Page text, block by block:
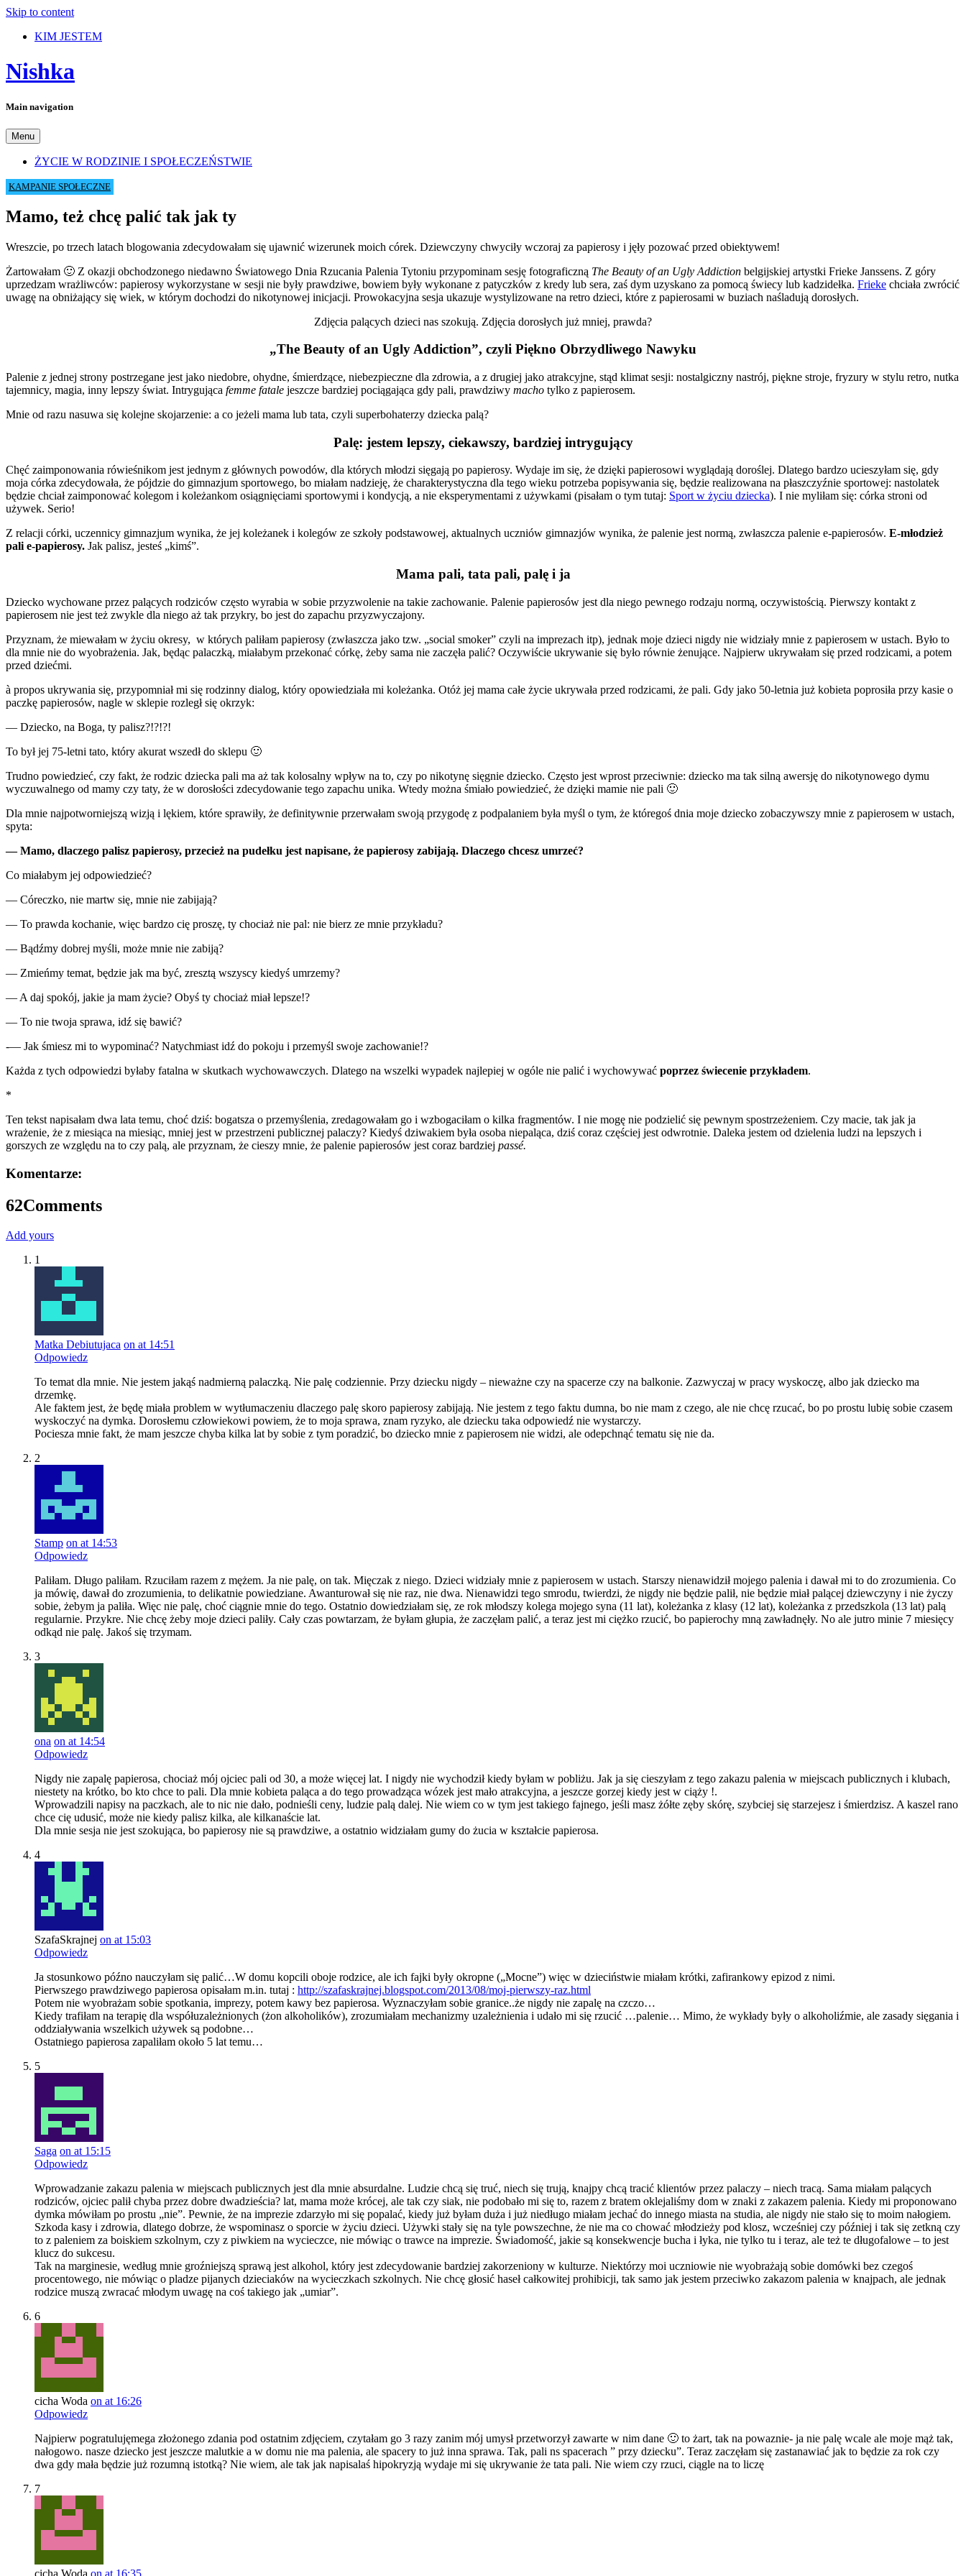
Skip to content
KIM JESTEM
Nishka
Main navigation
Menu
ŻYCIE W RODZINIE I SPOŁECZEŃSTWIE
KAMPANIE SPOŁECZNE
Mamo, też chcę palić tak jak ty
Wreszcie, po trzech latach blogowania zdecydowałam się ujawnić wizerunek moich córek. Dziewczyny chwyciły wczoraj za papierosy i jęły pozować przed obiektywem!
Żartowałam 🙂 Z okazji obchodzonego niedawno Światowego Dnia Rzucania Palenia Tytoniu przypominam sesję fotograficzną The Beauty of an Ugly Addiction belgijskiej artystki Frieke Janssens. Z góry
uprzedzam wrażliwców: papierosy wykorzystane w sesji nie były prawdziwe, bowiem były wykonane z patyczków z kredy lub sera, zaś dym uzyskano za pomocą świecy lub kadzidełka. Frieke chciała zwrócić
uwagę na obniżający się wiek, w którym dochodzi do nikotynowej inicjacji. Prowokacyjna sesja ukazuje wystylizowane na retro dzieci, które z papierosami w buziach naśladują dorosłych.
Zdjęcia palących dzieci nas szokują. Zdjęcia dorosłych już mniej, prawda?
„The Beauty of an Ugly Addiction”, czyli Piękno Obrzydliwego Nawyku
Palenie z jednej strony postrzegane jest jako niedobre, ohydne, śmierdzące, niebezpieczne dla zdrowia, a z drugiej jako atrakcyjne, stąd klimat sesji: nostalgiczny nastrój, piękne stroje, fryzury w stylu retro, nutka
tajemnicy, magia, inny lepszy świat. Intrygująca femme fatale jeszcze bardziej pociągająca gdy pali, prawdziwy macho tylko z papierosem.
Mnie od razu nasuwa się kolejne skojarzenie: a co jeżeli mama lub tata, czyli superbohaterzy dziecka palą?
Palę: jestem lepszy, ciekawszy, bardziej intrygujący
Chęć zaimponowania rówieśnikom jest jednym z głównych powodów, dla których młodzi sięgają po papierosy. Wydaje im się, że dzięki papierosowi wyglądają doroślej. Dlatego bardzo ucieszyłam się, gdy
moja córka zdecydowała, że pójdzie do gimnazjum sportowego, bo miałam nadzieję, że charakterystyczna dla tego wieku potrzeba popisywania się, będzie realizowana na płaszczyźnie sportowej: nastolatek
będzie chciał zaimponować kolegom i koleżankom osiągnięciami sportowymi i kondycją, a nie eksperymentami z używkami (pisałam o tym tutaj: Sport w życiu dziecka). I nie myliłam się: córka stroni od
używek. Serio!
Z relacji córki, uczennicy gimnazjum wynika, że jej koleżanek i kolegów ze szkoły podstawowej, aktualnych uczniów gimnazjów wynika, że palenie jest normą, zwłaszcza palenie e-papierosów. E-młodzież
pali e-papierosy. Jak palisz, jesteś „kimś”.
Mama pali, tata pali, palę i ja
Dziecko wychowane przez palących rodziców często wyrabia w sobie przyzwolenie na takie zachowanie. Palenie papierosów jest dla niego pewnego rodzaju normą, oczywistością. Pierwszy kontakt z
papierosem nie jest też zwykle dla niego aż tak przykry, bo jest do zapachu przyzwyczajony.
Przyznam, że miewałam w życiu okresy, w których paliłam papierosy (zwłaszcza jako tzw. „social smoker” czyli na imprezach itp), jednak moje dzieci nigdy nie widziały mnie z papierosem w ustach. Było to
dla mnie nie do wyobrażenia. Jak, będąc palaczką, miałabym przekonać córkę, żeby sama nie zaczęła palić? Oczywiście ukrywanie się było równie żenujące. Najpierw ukrywałam się przed rodzicami, a potem
przed dziećmi.
à propos ukrywania się, przypomniał mi się rodzinny dialog, który opowiedziała mi koleżanka. Otóż jej mama całe życie ukrywała przed rodzicami, że pali. Gdy jako 50-letnia już kobieta poprosiła przy kasie o
paczkę papierosów, nagle w sklepie rozległ się okrzyk:
— Dziecko, na Boga, ty palisz?!?!?!
To był jej 75-letni tato, który akurat wszedł do sklepu 🙂
Trudno powiedzieć, czy fakt, że rodzic dziecka pali ma aż tak kolosalny wpływ na to, czy po nikotynę sięgnie dziecko. Często jest wprost przeciwnie: dziecko ma tak silną awersję do nikotynowego dymu
wyczuwalnego od mamy czy taty, że w dorosłości zdecydowanie tego zapachu unika. Wtedy można śmiało powiedzieć, że dzięki mamie nie pali 🙂
Dla mnie najpotworniejszą wizją i lękiem, które sprawiły, że definitywnie przerwałam swoją przygodę z podpalaniem była myśl o tym, że któregoś dnia moje dziecko zobaczywszy mnie z papierosem w ustach,
spyta:
— Mamo, dlaczego palisz papierosy, przecież na pudełku jest napisane, że papierosy zabijają. Dlaczego chcesz umrzeć?
Co miałabym jej odpowiedzieć?
— Córeczko, nie martw się, mnie nie zabijają?
— To prawda kochanie, więc bardzo cię proszę, ty chociaż nie pal: nie bierz ze mnie przykładu?
— Bądźmy dobrej myśli, może mnie nie zabiją?
— Zmieńmy temat, będzie jak ma być, zresztą wszyscy kiedyś umrzemy?
— A daj spokój, jakie ja mam życie? Obyś ty chociaż miał lepsze!?
— To nie twoja sprawa, idź się bawić?
-— Jak śmiesz mi to wypominać? Natychmiast idź do pokoju i przemyśl swoje zachowanie!?
Każda z tych odpowiedzi byłaby fatalna w skutkach wychowawczych. Dlatego na wszelki wypadek najlepiej w ogóle nie palić i wychowywać poprzez świecenie przykładem.
*
Ten tekst napisałam dwa lata temu, choć dziś: bogatsza o przemyślenia, zredagowałam go i wzbogaciłam o kilka fragmentów. I nie mogę nie podzielić się pewnym spostrzeżeniem. Czy macie, tak jak ja
wrażenie, że z miesiąca na miesiąc, mniej jest w przestrzeni publicznej palaczy? Kiedyś dziwakiem była osoba niepaląca, dziś coraz częściej jest odwrotnie. Daleka jestem od dzielenia ludzi na lepszych i
gorszych ze względu na to czy palą, ale przyznam, że cieszy mnie, że palenie papierosów jest coraz bardziej passé.
Komentarze:
62Comments
Add yours
1
Matka Debiutujaca on at 14:51
Odpowiedz
To temat dla mnie. Nie jestem jakąś nadmierną palaczką. Nie palę codziennie. Przy dziecku nigdy – nieważne czy na spacerze czy na balkonie. Zazwyczaj w pracy wyskoczę, albo jak dziecko ma
drzemkę.
Ale faktem jest, że będę miała problem w wytłumaczeniu dlaczego palę skoro papierosy zabijają. Nie jestem z tego faktu dumna, bo nie mam z czego, ale nie chcę rzucać, bo po prostu lubię sobie czasem
wyskoczyć na dymka. Dorosłemu człowiekowi powiem, że to moja sprawa, znam ryzyko, ale dziecku taka odpowiedź nie wystarczy.
Pociesza mnie fakt, że mam jeszcze chyba kilka lat by sobie z tym poradzić, bo dziecko mnie z papierosem nie widzi, ale odepchnąć tematu się nie da.
2
Stamp on at 14:53
Odpowiedz
Paliłam. Długo paliłam. Rzuciłam razem z mężem. Ja nie palę, on tak. Mięczak z niego. Dzieci widziały mnie z papierosem w ustach. Starszy nienawidził mojego palenia i dawał mi to do zrozumienia. Co
ja mówię, dawał do zrozumienia, to delikatnie powiedziane. Awanturował się nie raz, nie dwa. Nienawidzi tego smrodu, twierdzi, że nigdy nie będzie palił, nie będzie miał palącej dziewczyny i nie życzy
sobie, żebym ja paliła. Więc nie palę, choć ciągnie mnie do tego. Ostatnio dowiedziałam się, ze rok młodszy kolega mojego syna (11 lat), koleżanka z klasy (12 lat), koleżanka z przedszkola (13 lat) palą
regularnie. Przykre. Nie chcę żeby moje dzieci paliły. Cały czas powtarzam, że byłam głupia, że zaczęłam palić, a teraz jest mi ciężko rzucić, bo papierochy mną zawładnęły. No ale jutro minie 7 miesięcy
odkąd nie palę. Jakoś się trzymam.
3
ona on at 14:54
Odpowiedz
Nigdy nie zapalę papierosa, chociaż mój ojciec pali od 30, a może więcej lat. I nigdy nie wychodził kiedy byłam w pobliżu. Jak ja się cieszyłam z tego zakazu palenia w miejscach publicznych i klubach,
niestety na krótko, bo kto chce to pali. Dla mnie kobieta paląca a do tego prowadząca wózek jest mało atrakcyjna, a jeszcze gorzej kiedy jest w ciąży !.
Wprowadzili napisy na paczkach, ale to nic nie dało, podnieśli ceny, ludzie palą dalej. Nie wiem co w tym jest takiego fajnego, jeśli masz żółte zęby skórę, szybciej się starzejesz i śmierdzisz. A kaszel rano
chce cię udusić, może nie kiedy palisz kilka, ale kilkanaście lat.
Dla mnie sesja nie jest szokująca, bo papierosy nie są prawdziwe, a ostatnio widziałam gumy do żucia w kształcie papierosa.
4
SzafaSkrajnej on at 15:03
Odpowiedz
Ja stosunkowo późno nauczyłam się palić…W domu kopcili oboje rodzice, ale ich fajki były okropne („Mocne”) więc w dzieciństwie miałam krótki, zafirankowy epizod z nimi.
Pierwszego prawdziwego papierosa opisałam m.in. tutaj : http://szafaskrajnej.blogspot.com/2013/08/moj-pierwszy-raz.html
Potem nie wyobrażam sobie spotkania, imprezy, potem kawy bez papierosa. Wyznaczyłam sobie granice..że nigdy nie zapalę na czczo…
Kiedy trafiłam na terapię dla współuzależnionych (żon alkoholików), zrozumiałam mechanizmy uzależnienia i udało mi się rzucić …palenie… Mimo, że wykłady były o alkoholiźmie, ale zasady sięgania i
oddziaływania wszelkich używek są podobne…
Ostatniego papierosa zapaliłam około 5 lat temu…
5
Saga on at 15:15
Odpowiedz
Wprowadzanie zakazu palenia w miejscach publicznych jest dla mnie absurdalne. Ludzie chcą się truć, niech się trują, knajpy chcą tracić klientów przez palaczy – niech tracą. Sama miałam palących
rodziców, ojciec palił chyba przez dobre dwadzieścia? lat, mama może krócej, ale tak czy siak, nie podobało mi się to, razem z bratem oklejaliśmy dom w znaki z zakazem palenia. Kiedy mi proponowano
dymka mówiłam po prostu „nie”. Pewnie, że na imprezie zdarzyło mi się popalać, kiedy już byłam duża i już niedługo miałam jechać do innego miasta na studia, ale nigdy nie stało się to moim nałogiem.
Szkoda kasy i zdrowia, dlatego dobrze, że wspominasz o sporcie w życiu dzieci. Używki stały się na tyle powszechne, że nie ma co chować młodzieży pod klosz, wcześniej czy później i tak się zetkną czy
to z paleniem za boiskiem szkolnym, czy z piwkiem na wycieczce, nie mówiąc o trawce na imprezie. Świadomość, jakie są konsekwencje bucha i łyka, nie tylko tu i teraz, ale też te długofalowe – to jest
klucz do sukcesu.
Tak na marginesie, według mnie groźniejszą sprawą jest alkohol, który jest zdecydowanie bardziej zakorzeniony w kulturze. Niektórzy moi uczniowie nie wyobrażają sobie domówki bez czegoś
procentowego, nie mówiąc o pladze pijanych dzieciaków na wycieczkach szkolnych. Nie chcę głosić haseł całkowitej prohibicji, tak samo jak jestem przeciwko zakazom palenia w knajpach, ale jednak
rodzice muszą zwracać młodym uwagę na coś takiego jak „umiar”.
6
cicha Woda on at 16:26
Odpowiedz
Najpierw pogratulujęmega złożonego zdania pod ostatnim zdjęciem, czytałam go 3 razy zanim mój umysł przetworzył zawarte w nim dane 🙂 to żart, tak na powaznie- ja nie palę wcale ale moje mąż tak,
nałogowo. nasze dziecko jest jeszcze malutkie a w domu nie ma palenia, ale spacery to już inna sprawa. Tak, pali ns spacerach ” przy dziecku”. Teraz zaczęłam się zastanawiać jak to będzie za rok czy
dwa gdy mała będzie już rozumną istotką? Nie wiem, ale tak jak napisalaś hipokryzją wydaje mi się ukrywanie że tata pali. Nie wiem czy rzuci, ciągle na to liczę
7